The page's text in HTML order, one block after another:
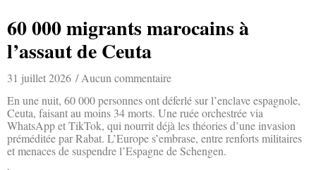
60 000 migrants marocains à
l’assaut de Ceuta
31 juillet 2026
Aucun commentaire
En une nuit, 60 000 personnes ont déferlé sur l’enclave espagnole,
Ceuta, faisant au moins 34 morts. Une ruée orchestrée via
WhatsApp et TikTok, qui nourrit déjà les théories d’une invasion
préméditée par Rabat. L’Europe s’embrase, entre renforts militaires
et menaces de suspendre l’Espagne de Schengen.